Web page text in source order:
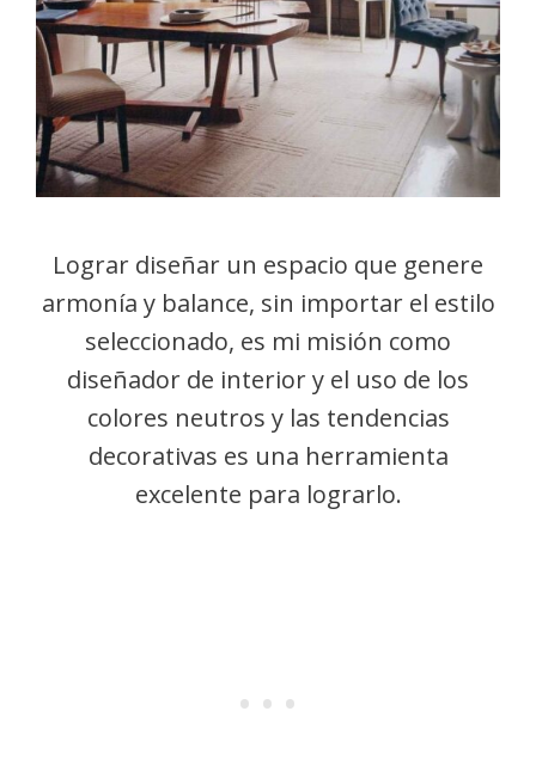
Lograr diseñar un espacio que genere
armonía y balance, sin importar el estilo
seleccionado, es mi misión como
diseñador de interior y el uso de los
colores neutros y las tendencias
decorativas es una herramienta
excelente para lograrlo.